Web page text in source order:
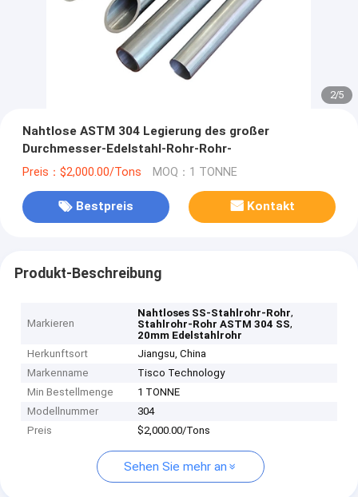
2/5
Nahtlose ASTM 304 Legierung des großer
Durchmesser-Edelstahl-Rohr-Rohr-
Preis：$2,000.00/Tons MOQ：1 TONNE
Bestpreis Kontakt
Produkt-Beschreibung
Markieren
Nahtloses SS-Stahlrohr-Rohr,
Stahlrohr-Rohr ASTM 304 SS,
20mm Edelstahlrohr
Herkunftsort
Jiangsu, China
Markenname
Tisco Technology
Min Bestellmenge
1 TONNE
Modellnummer
304
Preis
$2,000.00/Tons
Sehen Sie mehr an